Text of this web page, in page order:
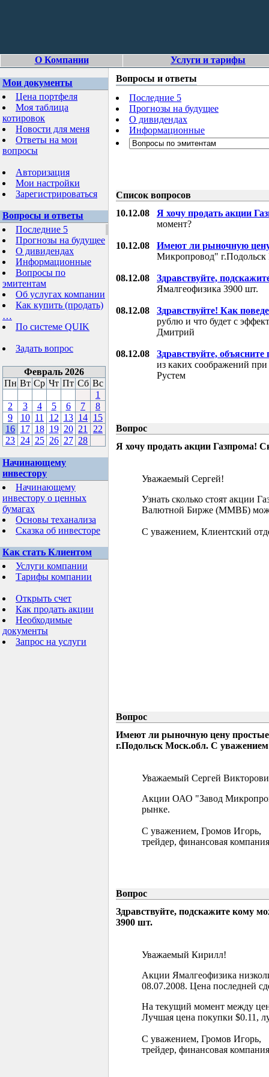
О Компании Услуги и тарифы
Мои документы
Цена портфеля
Моя таблица
котировок
Новости для меня
Ответы на мои
вопросы
Авторизация
Мои настройки
Зарегистрироваться
Вопросы и ответы
Последние 5
Прогнозы на будущее
О дивидендах
Информационные
Вопросы по
эмитентам
Об услугах компании
Как купить (продать)
…
По системе QUIK
Задать вопрос
Февраль 2026
Пн Вт Ср Чт Пт Сб Вс
1
2
3 4 5 6 7
8
9
10 11 12 13 14 15
16 17 18 19 20 21
22
23 24 25 26 27 28
Начинающему
инвестору
Начинающему
инвестору о ценных
бумагах
Основы теханализа
Сказка об инвесторе
Как стать Клиентом
Услуги компании
Тарифы компании
Открыть счет
Как продать акции
Необходимые
документы
Запрос на услуги
Вопросы и ответы
Последние 5
Прогнозы на будущее
О дивидендах
Информационные
Список вопросов
10.12.08 Я хочу продать акции
момент?
10.12.08
Имеют ли рыночную
Микропровод"
08.12.08
Здравствуйте,
Ямалгеофизика 3900 шт.
08.12.08
Здравствуйте! Как
рублю и что будет с
Дмитрий
08.12.08
Здравствуйте, объясните
из каких соображений
Рустем
Вопрос
Я хочу продать акции Газпрома!
Уважаемый Сергей!
Узнать сколько стоят акции
Валютной Бирже (ММВБ)
С уважением, Клиентский
Вопрос
Имеют ли рыночную цену
г.Подольск Моск.обл. С
Уважаемый Сергей
Акции ОАО "Завод
рынке.
С уважением, Громов Игорь,
трейдер, финансовая
Вопрос
Здравствуйте, подскажите кому
3900 шт.
Уважаемый Кирилл!
Акции Ямалгеофизика
08.07.2008. Цена последней
На текущий момент между
Лучшая цена покупки $0.11,
С уважением, Громов Игорь,
трейдер, финансовая